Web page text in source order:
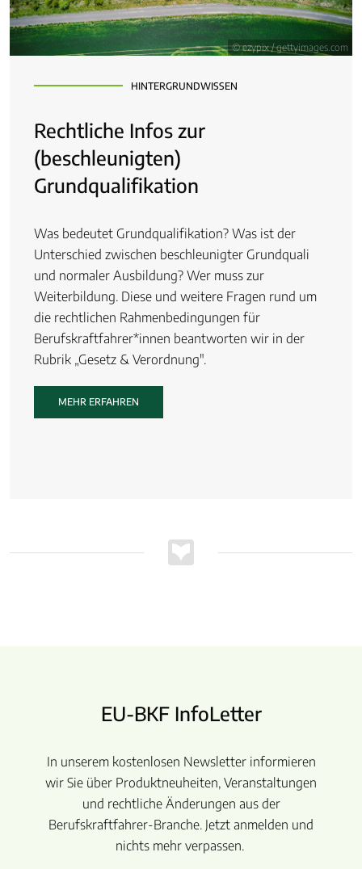
© ezypix / gettyimages.com
HINTERGRUNDWISSEN
Rechtliche Infos zur
(beschleunigten)
Grundqualifikation
Was bedeutet Grundqualifikation? Was ist der
Unterschied zwischen beschleunigter Grundquali
und normaler Ausbildung? Wer muss zur
Weiterbildung. Diese und weitere Fragen rund um
die rechtlichen Rahmenbedingungen für
Berufskraftfahrer*innen beantworten wir in der
Rubrik „Gesetz & Verordnung".
MEHR ERFAHREN
EU-BKF InfoLetter
In unserem kostenlosen Newsletter informieren
wir Sie über Produktneuheiten, Veranstaltungen
und rechtliche Änderungen aus der
Berufskraftfahrer-Branche. Jetzt anmelden und
nichts mehr verpassen.